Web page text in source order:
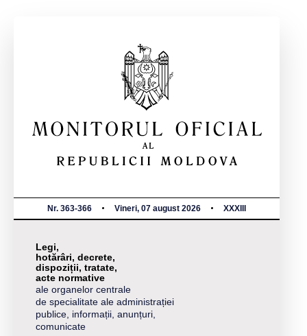
Nr. 363-366 Vineri, 07 august 2026 XXXIII
Legi,
hotărâri, decrete,
dispoziții, tratate,
acte normative
ale organelor centrale
de specialitate ale administrației
publice, informații, anunțuri,
comunicate